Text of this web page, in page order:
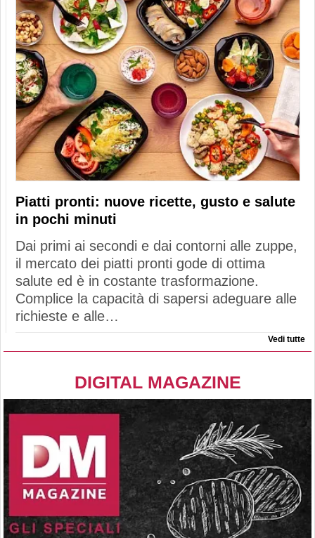
Piatti pronti: nuove ricette, gusto e salute
in pochi minuti
Dai primi ai secondi e dai contorni alle zuppe,
il mercato dei piatti pronti gode di ottima
salute ed è in costante trasformazione.
Complice la capacità di sapersi adeguare alle
richieste e alle…
Vedi tutte
DIGITAL MAGAZINE